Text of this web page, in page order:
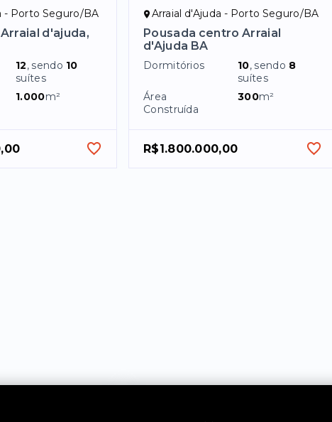
- Porto Seguro/BA
d'ajuda,
12, sendo 10
suítes
1.000m²
Arraial d'Ajuda - Porto Seguro/BA
Pousada centro Arraial
d'Ajuda BA
Dormitórios 10, sendo 8
suítes
Área
Construída
300m²
R$1.800.000,00